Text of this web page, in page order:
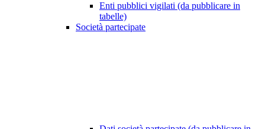
Enti pubblici vigilati (da pubblicare in
tabelle)
Società partecipate